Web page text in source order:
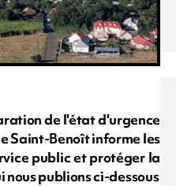
de l'état d'urgence
Saint-Benoît informe les
public et protéger la
publions ci-dessous